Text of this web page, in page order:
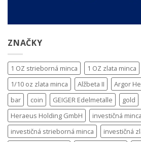
ZNAČKY
1 OZ strieborná minca 1 OZ zlata minca
1/10 oz zlata minca
Alžbeta II Argor
bar
coin GEIGER Edelmetalle gold
Heraeus Holding GmbH
investičná minca
investičná strieborná minca
investičná